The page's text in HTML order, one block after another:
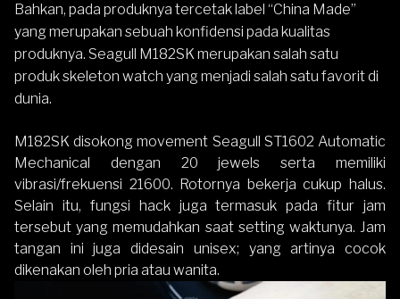
Bahkan, pada produknya tercetak label “China Made”
yang merupakan sebuah konfidensi pada kualitas
produknya. Seagull M182SK merupakan salah satu
produk skeleton watch yang menjadi salah satu favorit di
dunia.
M182SK disokong movement Seagull ST1602 Automatic
Mechanical
dengan 20 jewels serta memiliki
vibrasi/frekuensi 21600. Rotornya bekerja cukup halus.
Selain itu, fungsi hack juga termasuk pada fitur jam
tersebut yang memudahkan saat setting waktunya. Jam
tangan ini juga didesain unisex; yang artinya cocok
dikenakan oleh pria atau wanita.